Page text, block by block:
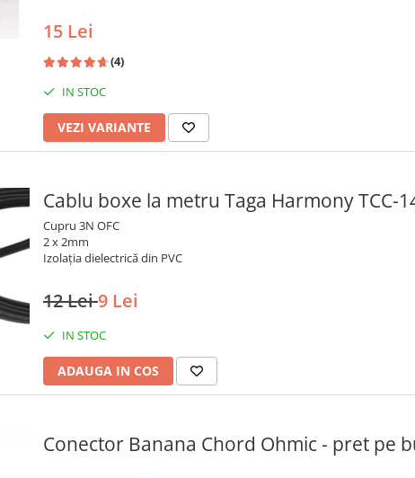
15 Lei
(4)
IN STOC
VEZI VARIANTE
Cablu boxe la metru Taga Harmony TCC-
Cupru 3N OFC
2 x 2mm
Izolația dielectrică din PVC
12 Lei9 Lei
IN STOC
ADAUGA IN COS
Conector Banana Chord Ohmic - pret pe